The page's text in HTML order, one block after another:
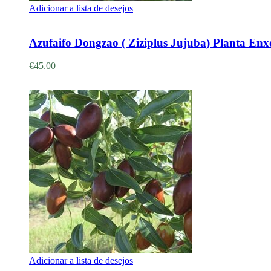
Adicionar a lista de desejos
Azufaifo Dongzao ( Ziziplus Jujuba) Planta
€45.00
Adicionar a lista de desejos